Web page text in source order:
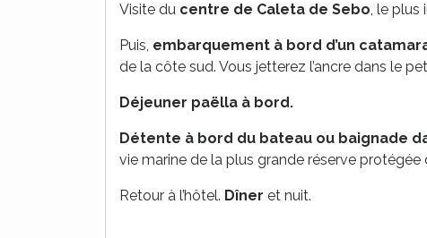
Visite du centre de Caleta de Sebo, le plus
Puis, embarquement à bord d’un
de la côte sud. Vous jetterez l’ancre dans le
Déjeuner paëlla à bord.
Détente à bord du bateau ou baignade
vie marine de la plus grande réserve protégée
Retour à l’hôtel. Dîner et nuit.